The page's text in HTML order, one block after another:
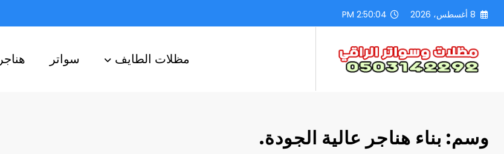
التجاوز
8 أغسطس، 2026 2:50:05 PM
مظلات الطايف سواتر هناجر
وسم: بناء هناجر عالية الجودة.